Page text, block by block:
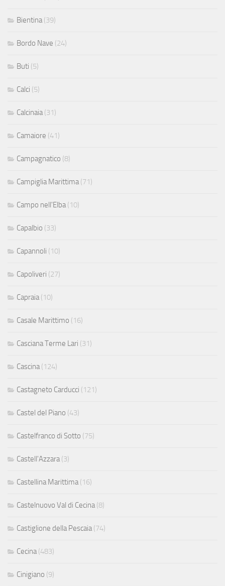
Bientina (39)
Bordo Nave (24)
Buti (5)
Calci (5)
Calcinaia (31)
Camaiore (41)
Campagnatico (8)
Campiglia Marittima (71)
Campo nell'Elba (10)
Capalbio (33)
Capannoli (10)
Capoliveri (27)
Capraia (10)
Casale Marittimo (16)
Casciana Terme Lari (31)
Cascina (124)
Castagneto Carducci (121)
Castel del Piano (43)
Castelfranco di Sotto (75)
Castell'Azzara (3)
Castellina Marittima (16)
Castelnuovo Val di Cecina (8)
Castiglione della Pescaia (74)
Cecina (483)
Cinigiano (9)